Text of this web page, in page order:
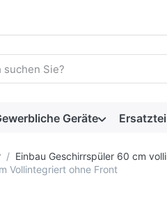
Suchbegriff ein. Während
Geräte
Einbau Geschirrspüler 60 cm
Vollintegriert ohne Front